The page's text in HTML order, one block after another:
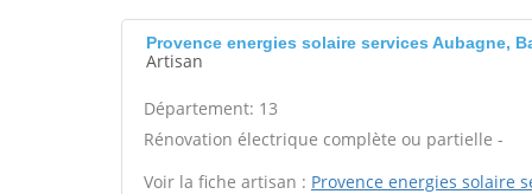
Provence energies solaire services Aubagne,
Artisan
Département: 13
Rénovation électrique complète ou partielle -
Voir la fiche artisan : Provence energies solaire